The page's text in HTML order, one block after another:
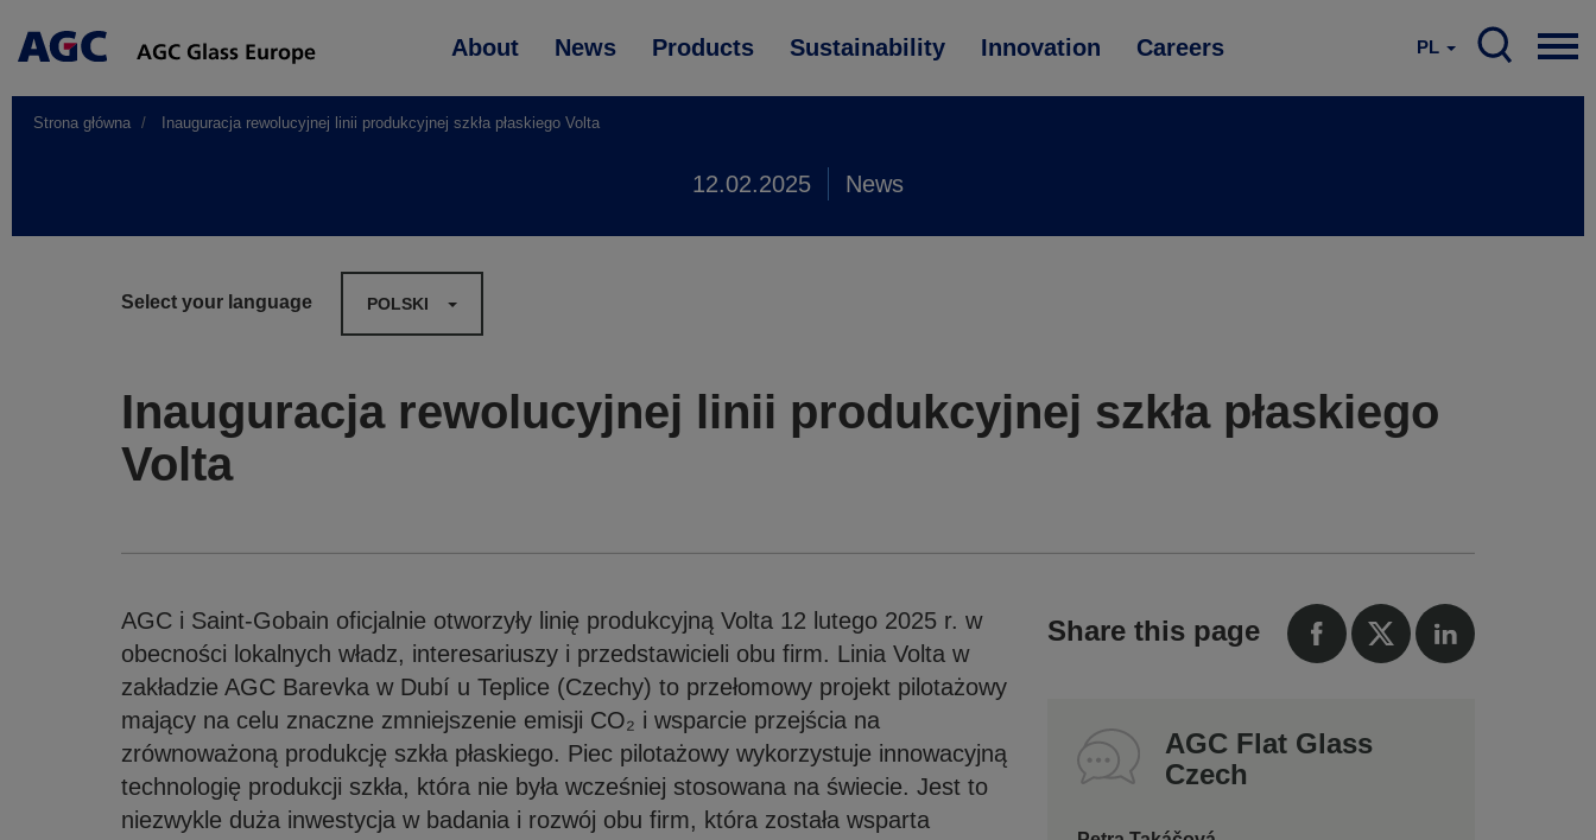
Main
About News Products Sustainability Innovation Careers PL
Strona główna Inauguracja rewolucyjnej linii produkcyjnej szkła płaskiego Volta
12.02.2025 News
Select your language POLSKI
Inauguracja rewolucyjnej linii produkcyjnej szkła płaskiego
Volta
AGC i Saint-Gobain oficjalnie otworzyły linię produkcyjną Volta 12 lutego 2025 r. w
obecności lokalnych władz, interesariuszy i przedstawicieli obu firm. Linia Volta w
zakładzie AGC Barevka w Dubí u Teplice (Czechy) to przełomowy projekt pilotażowy
mający na celu znaczne zmniejszenie emisji CO₂ i wsparcie przejścia na
zrównoważoną produkcję szkła płaskiego. Piec pilotażowy wykorzystuje innowacyjną
technologię produkcji szkła, która nie była wcześniej stosowana na świecie. Jest to
niezwykle duża inwestycja w badania i rozwój obu firm, która została wsparta
Share this page
AGC Flat Glass
Czech